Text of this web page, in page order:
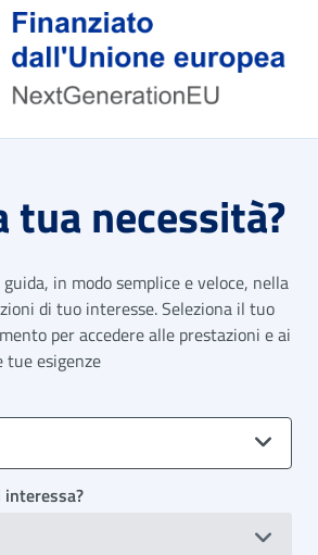
tua necessità?
in modo semplice e veloce, nella
di tuo interesse. Seleziona il tuo
per accedere alle prestazioni e ai
tue esigenze